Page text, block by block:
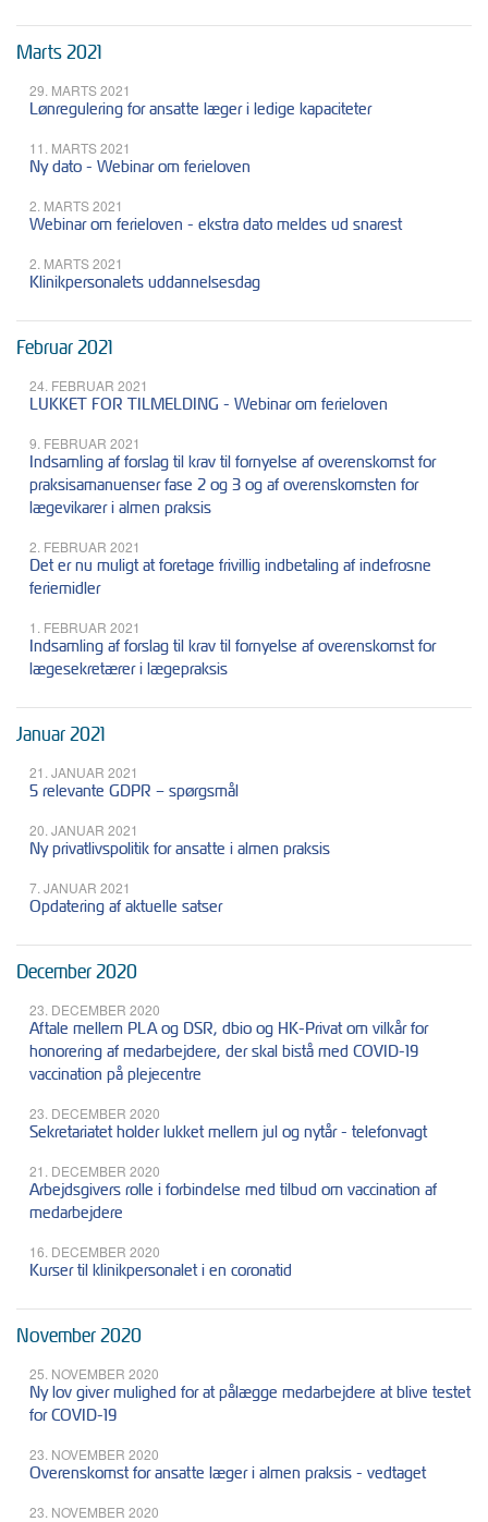
Marts 2021
29. MARTS 2021
Lønregulering for ansatte læger i ledige kapaciteter
11. MARTS 2021
Ny dato - Webinar om ferieloven
2. MARTS 2021
Webinar om ferieloven - ekstra dato meldes ud snarest
2. MARTS 2021
Klinikpersonalets uddannelsesdag
Februar 2021
24. FEBRUAR 2021
LUKKET FOR TILMELDING - Webinar om ferieloven
9. FEBRUAR 2021
Indsamling af forslag til krav til fornyelse af overenskomst for
praksisamanuenser fase 2 og 3 og af overenskomsten for
lægevikarer i almen praksis
2. FEBRUAR 2021
Det er nu muligt at foretage frivillig indbetaling af indefrosne
feriemidler
1. FEBRUAR 2021
Indsamling af forslag til krav til fornyelse af overenskomst for
lægesekretærer i lægepraksis
Januar 2021
21. JANUAR 2021
5 relevante GDPR – spørgsmål
20. JANUAR 2021
Ny privatlivspolitik for ansatte i almen praksis
7. JANUAR 2021
Opdatering af aktuelle satser
December 2020
23. DECEMBER 2020
Aftale mellem PLA og DSR, dbio og HK-Privat om vilkår for
honorering af medarbejdere, der skal bistå med COVID-19
vaccination på plejecentre
23. DECEMBER 2020
Sekretariatet holder lukket mellem jul og nytår - telefonvagt
21. DECEMBER 2020
Arbejdsgivers rolle i forbindelse med tilbud om vaccination af
medarbejdere
16. DECEMBER 2020
Kurser til klinikpersonalet i en coronatid
November 2020
25. NOVEMBER 2020
Ny lov giver mulighed for at pålægge medarbejdere at blive testet
for COVID-19
23. NOVEMBER 2020
Overenskomst for ansatte læger i almen praksis - vedtaget
23. NOVEMBER 2020